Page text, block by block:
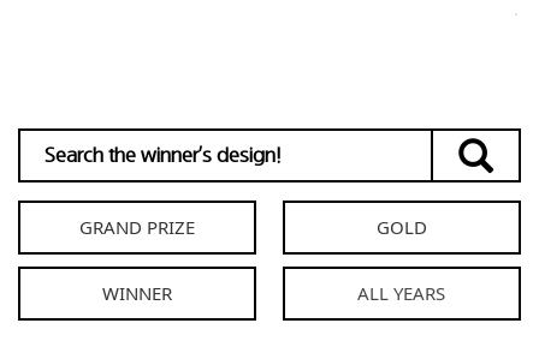
GRAND PRIZE GOLD
WINNER